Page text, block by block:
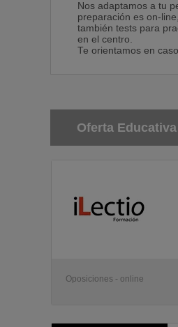
Nos adaptamos a tu
preparación es on-
también tests para
en el centro.
Te orientamos en
Oferta
Oposiciones - online